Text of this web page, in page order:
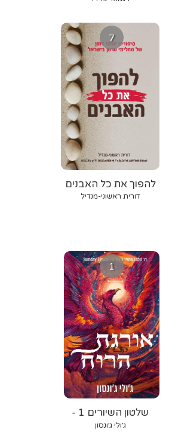
7
להפוך את כל האבנים
דורית ראשוני‐מנדיל
1
שלטון השיורים 1 -
אורגת הרוח
ג׳ולי ג׳ונסון